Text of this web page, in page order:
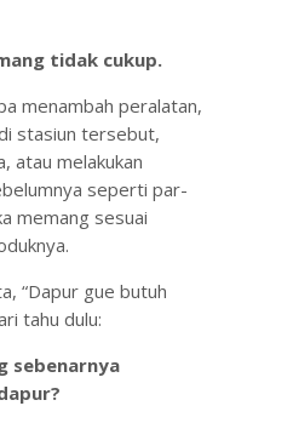
tidak cukup.
menambah peralatan,
stasiun tersebut,
atau melakukan
seperti par-
memang sesuai
“Dapur gue butuh
tahu dulu:
sebenarnya